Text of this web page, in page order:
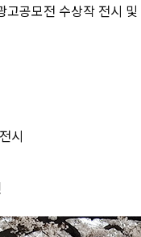
고공모전 수상작 전시 및
시